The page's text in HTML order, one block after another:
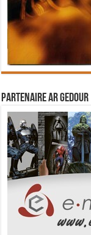
Partenaire Ar Gedour